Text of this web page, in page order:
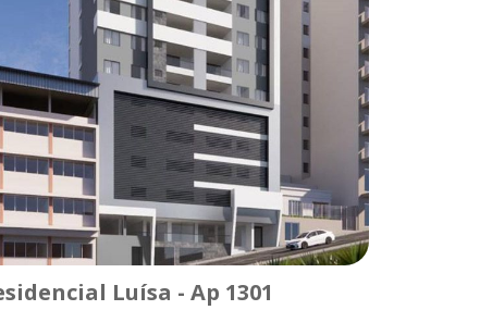
Luísa - Ap 1301